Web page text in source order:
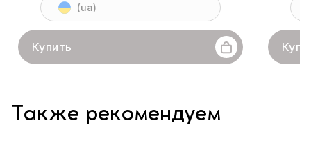
(ua)
Купить
Также рекомендуем